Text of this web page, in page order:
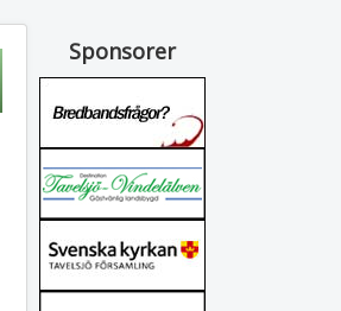
Sponsorer